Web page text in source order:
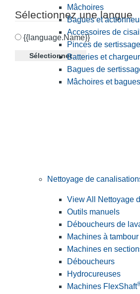
Sélectionnez une langue
{{language.Name}}
Sélectionner
Mâchoires
Bagues et
Accessoires de
Pinces de sertissage
Batteries et
Bagues de
Mâchoires et
Nettoyage de
View All Nettoyage
Outils manuels
Déboucheurs de
Machines à tambour
Machines en
Déboucheurs
Hydrocureuses
Machines FlexShaft